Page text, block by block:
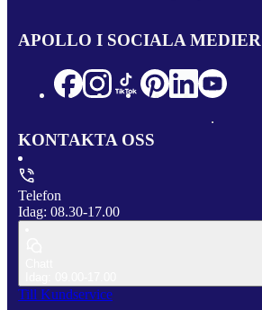
APOLLO I SOCIALA MEDIER
KONTAKTA OSS
Telefon
Idag: 08.30-17.00
Till Kundservice